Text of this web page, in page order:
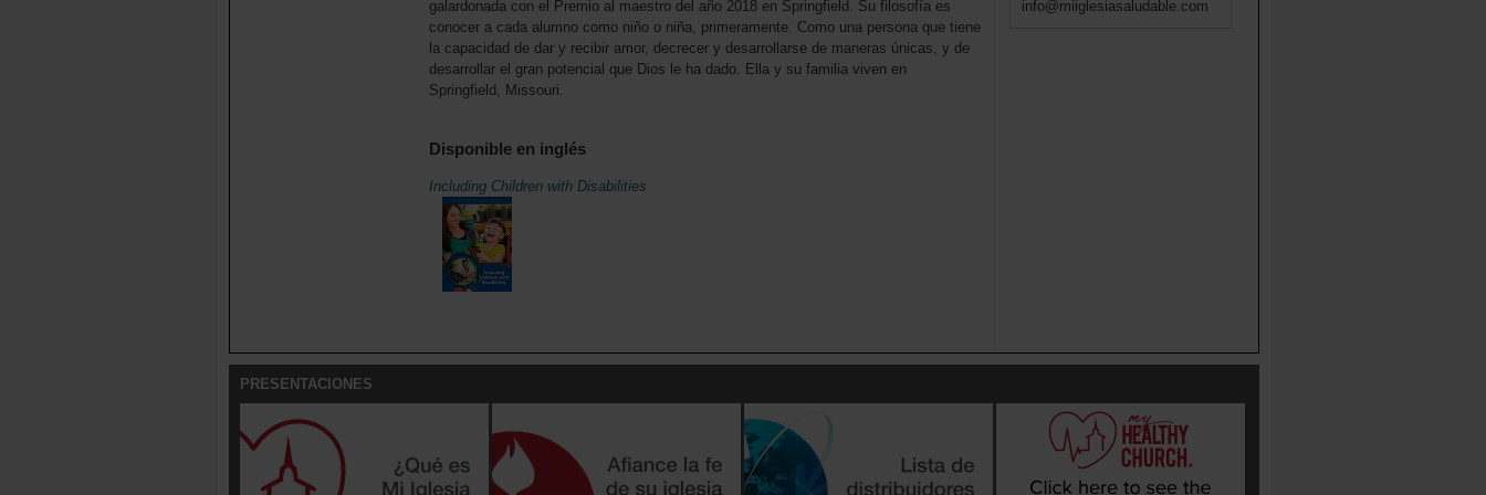
galardonada con el Premio al maestro del año 2018 en Springfield. Su filosofía es
conocer a cada alumno como niño o niña, primeramente. Como una persona que tiene
la capacidad de dar y recibir amor, decrecer y desarrollarse de maneras únicas, y de
desarrollar el gran potencial que Dios le ha dado. Ella y su familia viven en
Springfield, Missouri.
Disponible en inglés
Including Children with Disabilities
info@miiglesiasaludable.com
PRESENTACIONES